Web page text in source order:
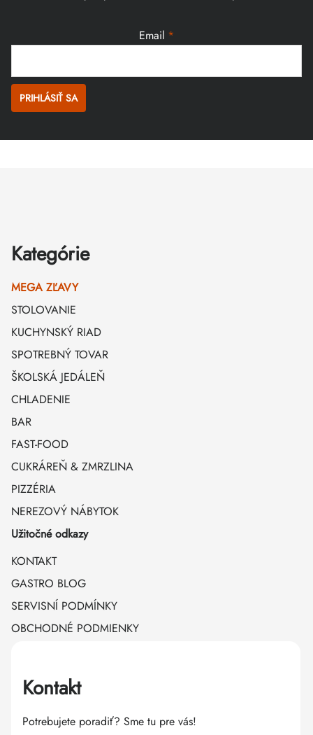
Email
PRIHLÁSIŤ SA
Kategórie
MEGA ZĽAVY
STOLOVANIE
KUCHYNSKÝ RIAD
SPOTREBNÝ TOVAR
ŠKOLSKÁ JEDÁLEŇ
CHLADENIE
BAR
FAST-FOOD
CUKRÁREŇ & ZMRZLINA
PIZZÉRIA
NEREZOVÝ NÁBYTOK
Užitočné odkazy
KONTAKT
GASTRO BLOG
SERVISNÍ PODMÍNKY
OBCHODNÉ PODMIENKY
Kontakt
Potrebujete poradiť? Sme tu pre vás!